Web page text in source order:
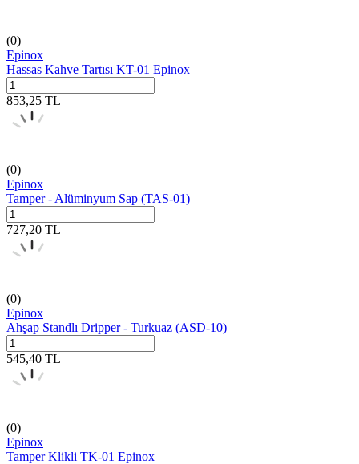
(0)
Epinox
Hassas Kahve Tartısı KT-01 Epinox
853,25 TL
(0)
Epinox
Tamper - Alüminyum Sap (TAS-01)
727,20 TL
(0)
Epinox
Ahşap Standlı Dripper - Turkuaz (ASD-10)
545,40 TL
(0)
Epinox
Tamper Klikli TK-01 Epinox